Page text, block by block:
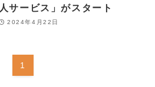
人サービス」がスタート
2024年4月22日
1